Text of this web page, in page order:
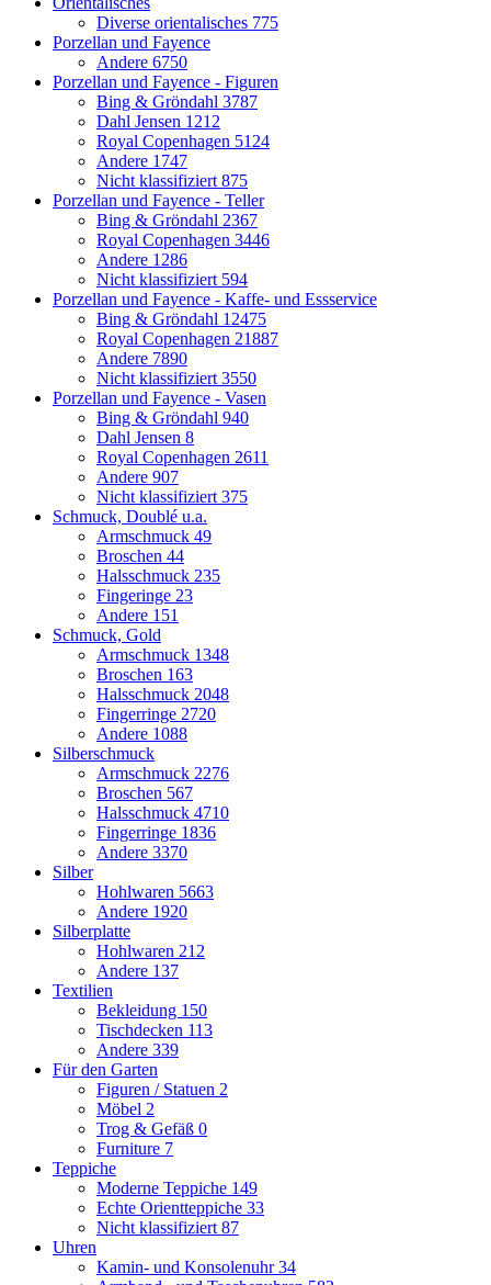
Diverse orientalisches 775
Porzellan und Fayence
Andere 6750
Porzellan und Fayence - Figuren
Bing & Gröndahl 3787
Dahl Jensen 1212
Royal Copenhagen 5124
Andere 1747
Nicht klassifiziert875
Porzellan und Fayence - Teller
Bing & Gröndahl 2367
Royal Copenhagen 3446
Andere 1286
Nicht klassifiziert 594
Porzellan und Fayence - Kaffe- und Essservice
Bing & Gröndahl 12475
Royal Copenhagen 21887
Andere 7890
Nicht klassifiziert3550
Porzellan und Fayence - Vasen
Bing & Gröndahl 940
Dahl Jensen 8
Royal Copenhagen 2611
Andere 907
Nicht klassifiziert375
Schmuck, Doublé u.a.
Armschmuck 49
Broschen 44
Halsschmuck 235
Fingeringe 23
Andere 151
Schmuck, Gold
Armschmuck 1348
Broschen 163
Halsschmuck 2048
Fingerringe 2720
Andere 1088
Silberschmuck
Armschmuck 2276
Broschen 567
Halsschmuck 4710
Fingerringe 1836
Andere 3370
Silber
Hohlwaren 5663
Andere 1920
Silberplatte
Hohlwaren 212
Andere 137
Textilien
Bekleidung 150
Tischdecken 113
Andere 339
Für den Garten
Figuren / Statuen 2
Möbel 2
Trog & Gefäß 0
Furniture 7
Teppiche
Moderne Teppiche 149
Echte Orientteppiche 33
Nicht klassifiziert87
Uhren
Kamin- und Konsolenuhr34